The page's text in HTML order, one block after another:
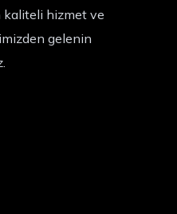
kaliteli hizmet ve
gelenin